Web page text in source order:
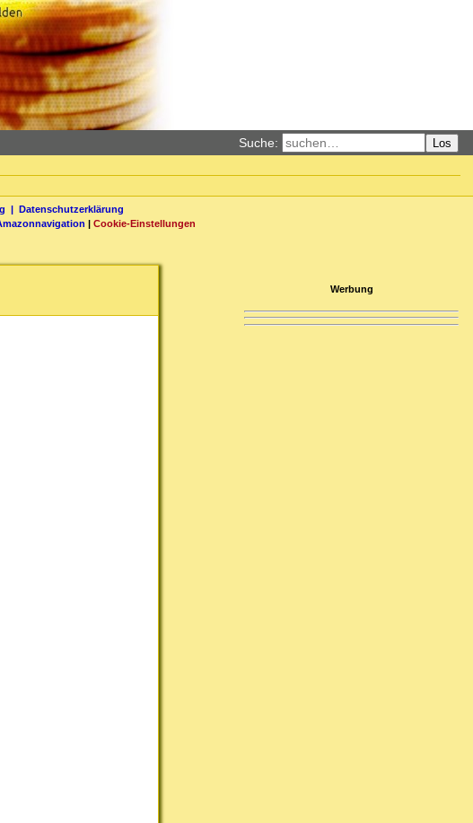
Suche: Los
| Datenschutzerklärung
| Cookie-Einstellungen
Werbung